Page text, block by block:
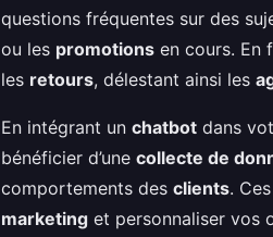
questions fréquentes sur des
ou les promotions en cours. En
les retours, délestant ainsi les
En intégrant un chatbot dans
bénéficier d’une collecte de
comportements des clients. Ces
marketing et personnaliser vos